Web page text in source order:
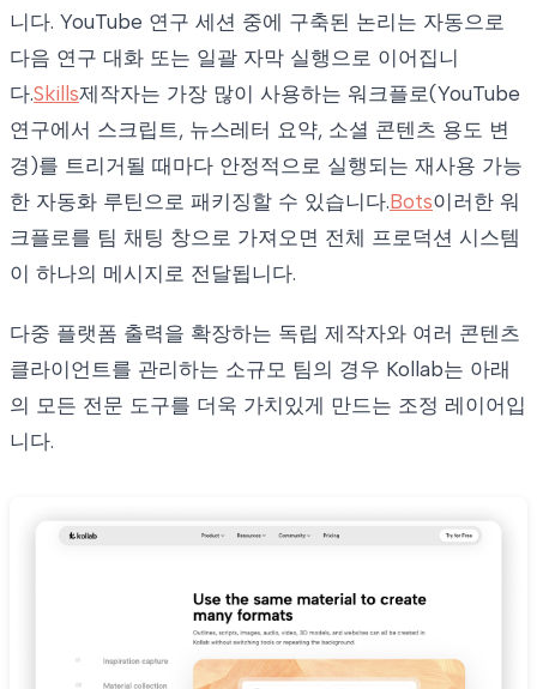
니다. YouTube 연구 세션 중에 구축된 논리는 자동으로
다음 연구 대화 또는 일괄 자막 실행으로 이어집니
다.Skills제작자는 가장 많이 사용하는 워크플로(YouTube
연구에서 스크립트, 뉴스레터 요약, 소셜 콘텐츠 용도 변
경)를 트리거될 때마다 안정적으로 실행되는 재사용 가능
한 자동화 루틴으로 패키징할 수 있습니다.Bots이러한 워
크플로를 팀 채팅 창으로 가져오면 전체 프로덕션 시스템
이 하나의 메시지로 전달됩니다.
다중 플랫폼 출력을 확장하는 독립 제작자와 여러 콘텐츠
클라이언트를 관리하는 소규모 팀의 경우 Kollab는 아래
의 모든 전문 도구를 더욱 가치있게 만드는 조정 레이어입
니다.